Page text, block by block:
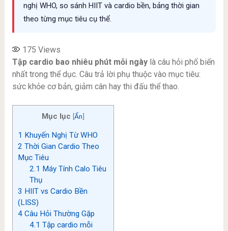
nghị WHO, so sánh HIIT và cardio bền, bảng thời gian
theo từng mục tiêu cụ thể.
175 Views
Tập cardio bao nhiêu phút mỗi ngàylà câu hỏi phổ biến
nhất trong thể dục. Câu trả lời phụ thuộc vào mục tiêu:
sức khỏe cơ bản, giảm cân hay thi đấu thể thao.
Mục lục [Ẩn]
1 Khuyến Nghị Từ WHO
2 Thời Gian Cardio Theo
Mục Tiêu
2.1 Máy Tính Calo Tiêu
Thụ
3 HIIT vs Cardio Bền
(LISS)
4Câu Hỏi Thường Gặp
4.1 Tập cardio mỗi